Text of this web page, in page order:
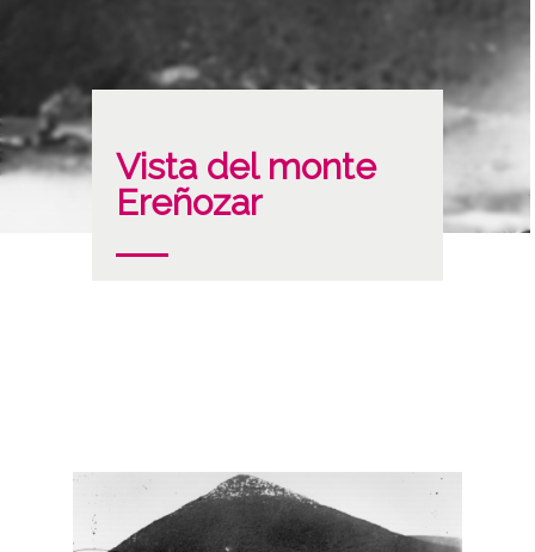
Vista del monte
Ereñozar